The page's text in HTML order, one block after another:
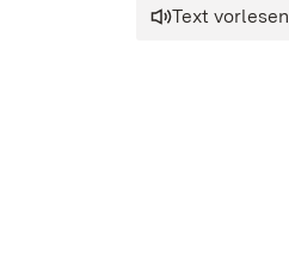
Text vorlesen